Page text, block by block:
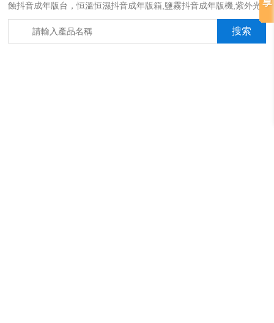
蝕抖音成年版台，恒溫恒濕抖音成年版箱,鹽霧抖音成年版機,紫外光
耐氣候老化抖音成年版箱,氙燈老化抖音成年版箱，沙塵抖音成年版
箱，淋雨抖音成年版箱，汽車內飾材料燃燒抖音成年版機